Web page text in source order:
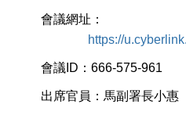
會議網址：
https://
會議 ID ：666-575-961
出席官員：馬副署長小惠